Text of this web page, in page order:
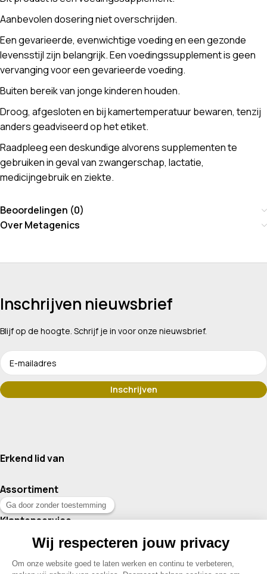
Aanbevolen dosering niet overschrijden.
Een gevarieerde, evenwichtige voeding en een gezonde
levensstijl zijn belangrijk. Een voedingssupplement is geen
vervanging voor een gevarieerde voeding.
Buiten bereik van jonge kinderen houden.
Droog, afgesloten en bij kamertemperatuur bewaren, tenzij
anders geadviseerd op het etiket.
Raadpleeg een deskundige alvorens supplementen te
gebruiken in geval van zwangerschap, lactatie,
medicijngebruik en ziekte.
Beoordelingen (0)
Over Metagenics
Inschrijven nieuwsbrief
Blijf op de hoogte. Schrijf je in voor onze nieuwsbrief.
Erkend lid van
Assortiment
Klantenservice
Contact